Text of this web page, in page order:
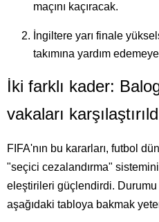
maçını kaçıracak.
İngiltere yarı finale
takımına yardım
İki farklı kader:
vakaları
FIFA'nın bu kararları, futbol
"seçici cezalandırma"
eleştirileri güçlendirdi.
aşağıdaki tabloya bakmak